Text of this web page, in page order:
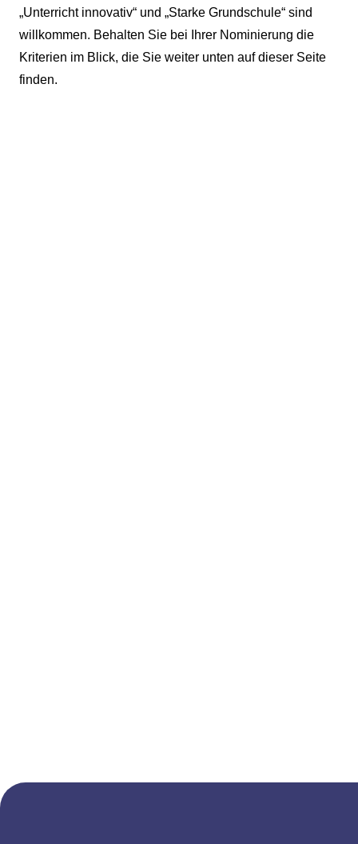
„Unterricht innovativ“ und „Starke Grundschule“ sind
willkommen. Behalten Sie bei Ihrer Nominierung die
Kriterien im Blick, die Sie weiter unten auf dieser Seite
finden.